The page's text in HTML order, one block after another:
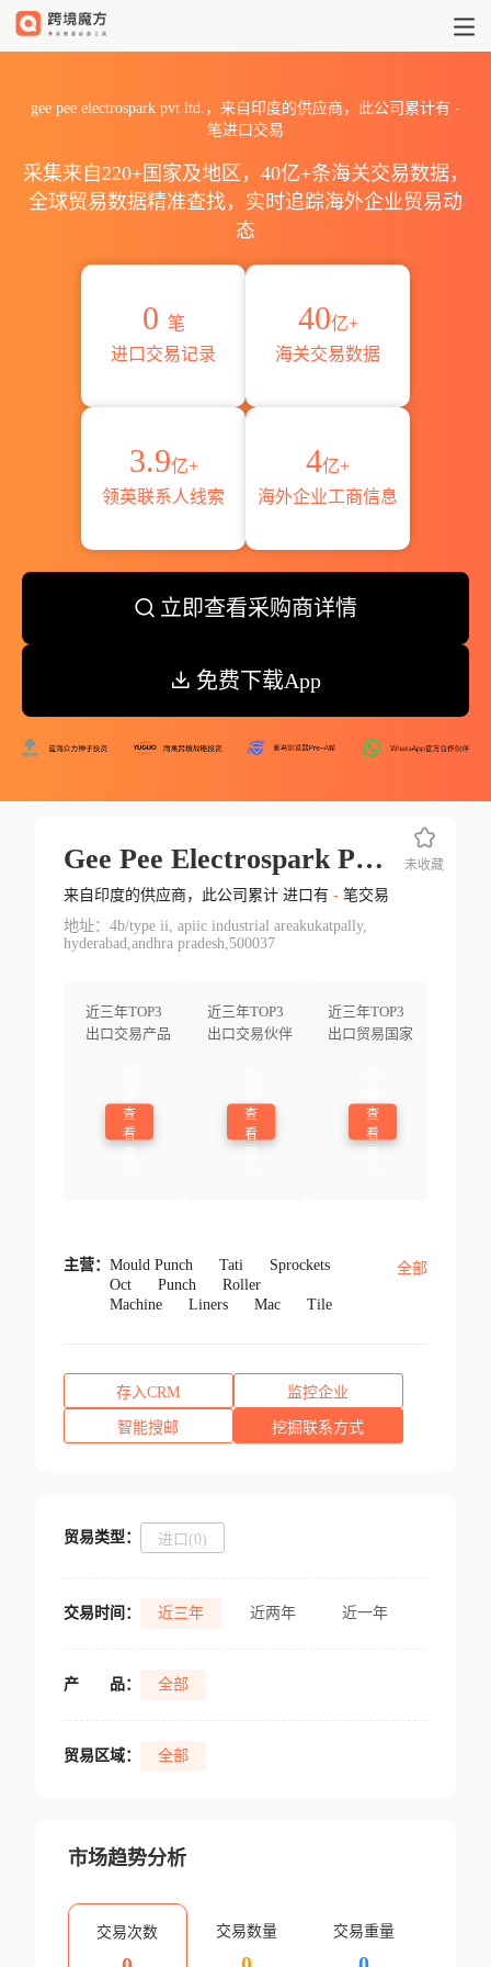
gee pee electrospark pvt ltd.，来自印度的供应商，此公司累计有 -
笔进口交易
采集来自220+国家及地区，40亿+条海关交易数据，
全球贸易数据精准查找，实时追踪海外企业贸易动
态
0 笔
进口交易记录
40亿+
海关交易数据
3.9亿+
领英联系人线索
4亿+
海外企业工商信息
立即查看采购商详情
免费下载App
Gee Pee Electrospark Pvt Ltd.
来自印度的供应商，此公司累计 进口有 -笔交易
地址：4b/type ii, apiic industrial areakukatpally,
hyderabad,andhra pradesh,500037
近三年TOP3
出口交易产品
查
看
近三年TOP3
出口交易伙伴
查
看
近三年TOP3
出口贸易国家
查
看
未收藏
主营： Mould Punch Tati
Sprockets
Oct
Punch
Roller
Machine
Liners Mac Tile
全部
存入CRM 监控企业
智能搜邮 挖掘联系方式
贸易类型： 进口(0)
交易时间： 近三年 近两年 近一年
产 品： 全部
贸易区域： 全部
市场趋势分析
交易次数 交易数量 交易重量